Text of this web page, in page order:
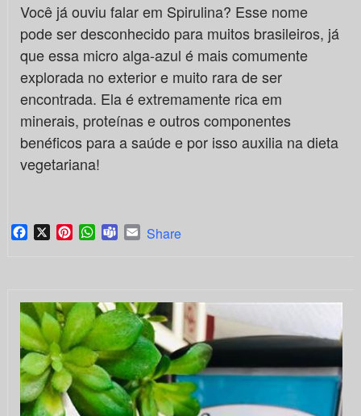
Você já ouviu falar em Spirulina? Esse nome
pode ser desconhecido para muitos brasileiros, já
que essa micro alga-azul é mais comumente
explorada no exterior e muito rara de ser
encontrada. Ela é extremamente rica em
minerais, proteínas e outros componentes
benéficos para a saúde e por isso auxilia na dieta
vegetariana!
Facebook
X PinterestWhatsApp
TeamsEmail
Share